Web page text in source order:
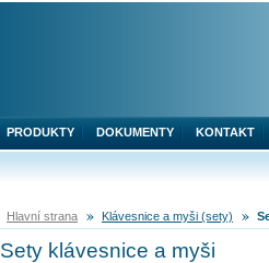
Hlavní strana Klávesnice a myši (sety)
Sety klávesnice a myši
PRODUKTY DOKUMENTY KONTAKT